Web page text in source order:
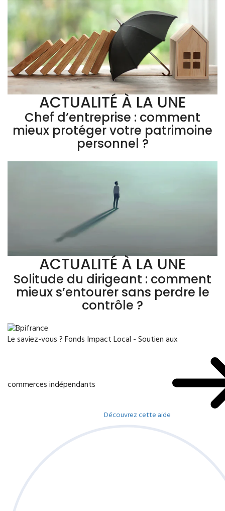
ACTUALITÉ À LA UNE
Chef d’entreprise : comment
mieux protéger votre patrimoine
personnel ?
ACTUALITÉ À LA UNE
Solitude du dirigeant : comment
mieux s’entourer sans perdre le
contrôle ?
Le saviez-vous ?Fonds Impact Local - Soutien aux
commerces indépendants
Découvrez cette aide